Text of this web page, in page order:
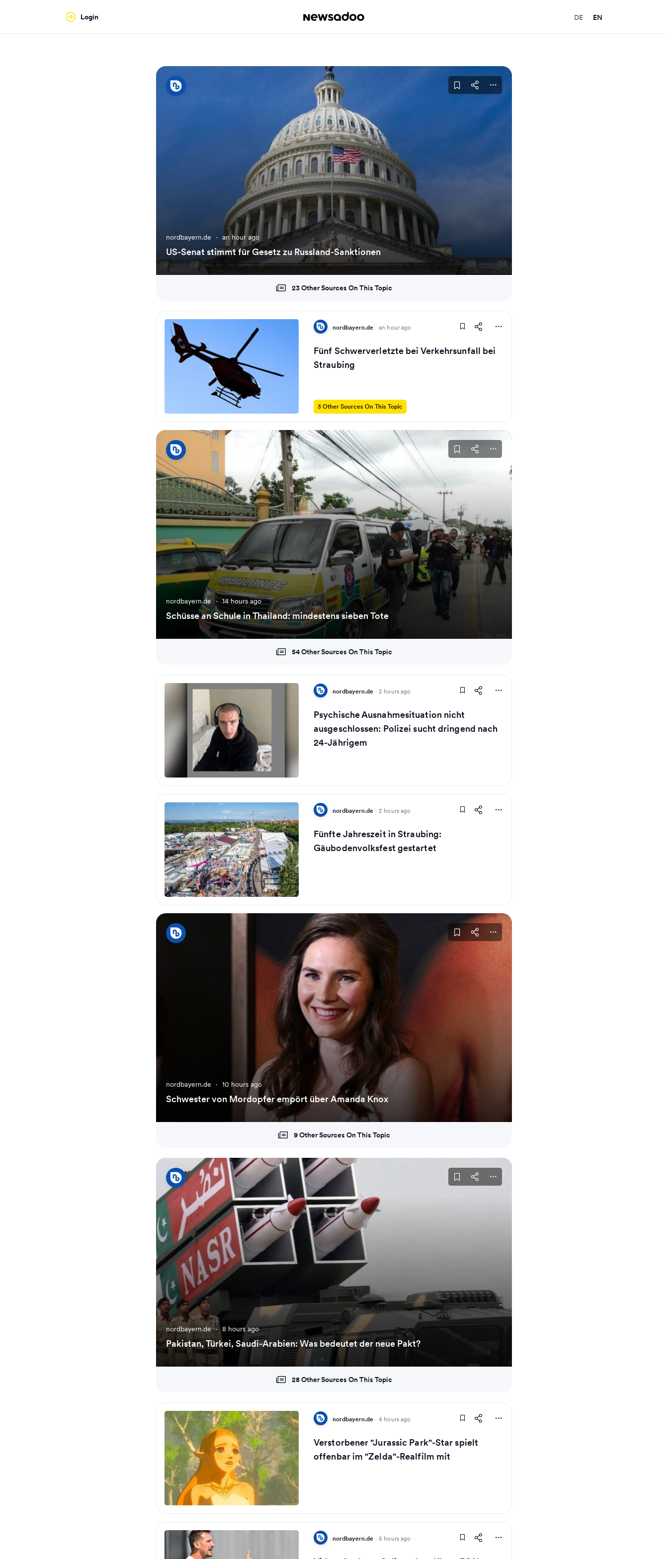
Login DE EN
nordbayern.de · an hour ago
US-Senat stimmt für Gesetz zu Russland-Sanktionen
23 Other Sources On This Topic
nordbayern.de · an hour ago
Fünf Schwerverletzte bei Verkehrsunfall bei
Straubing
3 Other Sources On This Topic
nordbayern.de · 14 hours ago
Schüsse an Schule in Thailand: mindestens sieben Tote
54 Other Sources On This Topic
nordbayern.de · 2 hours ago
Psychische Ausnahmesituation nicht
ausgeschlossen: Polizei sucht dringend nach
24-Jährigem
nordbayern.de · 2 hours ago
Fünfte Jahreszeit in Straubing:
Gäubodenvolksfest gestartet
nordbayern.de · 10 hours ago
Schwester von Mordopfer empört über Amanda Knox
9 Other Sources On This Topic
nordbayern.de · 8 hours ago
Pakistan, Türkei, Saudi-Arabien: Was bedeutet der neue Pakt?
28 Other Sources On This Topic
nordbayern.de · 4 hours ago
Verstorbener "Jurassic Park"-Star spielt
offenbar im "Zelda"-Realfilm mit
nordbayern.de · 5 hours ago